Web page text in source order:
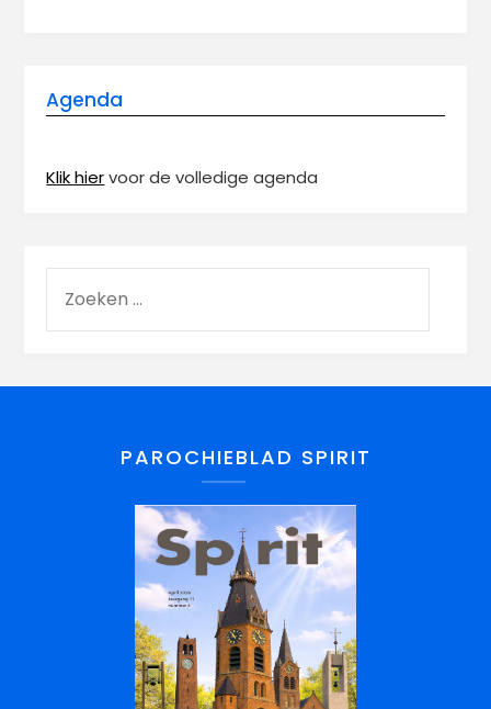
Agenda
Klik hiervoor de volledige agenda
PAROCHIEBLAD SPIRIT